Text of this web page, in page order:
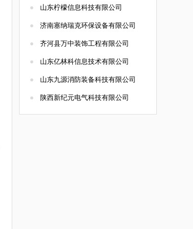
山东柠檬信息科技有限公司
济南塞纳瑞克环保设备有限公司
齐河县万中装饰工程有限公司
山东亿林科信息技术有限公司
山东九源消防装备科技有限公司
陕西新纪元电气科技有限公司